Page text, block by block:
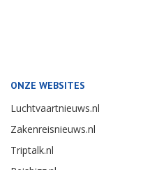
ONZE WEBSITES
Luchtvaartnieuws.nl
Zakenreisnieuws.nl
Triptalk.nl